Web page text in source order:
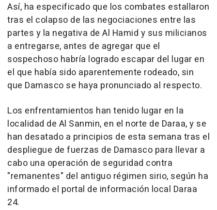
Así, ha especificado que los combates estallaron
tras el colapso de las negociaciones entre las
partes y la negativa de Al Hamid y sus milicianos
a entregarse, antes de agregar que el
sospechoso habría logrado escapar del lugar en
el que había sido aparentemente rodeado, sin
que Damasco se haya pronunciado al respecto.
Los enfrentamientos han tenido lugar en la
localidad de Al Sanmin, en el norte de Daraa, y se
han desatado a principios de esta semana tras el
despliegue de fuerzas de Damasco para llevar a
cabo una operación de seguridad contra
"remanentes" del antiguo régimen sirio, según ha
informado el portal de información local Daraa
24.